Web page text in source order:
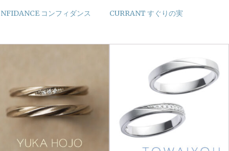
コンフィダンス CURRANT すぐりの実